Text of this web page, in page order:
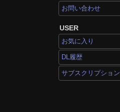
お問い合わせ
USER
お気に入り
DL履歴
サブスクリプション